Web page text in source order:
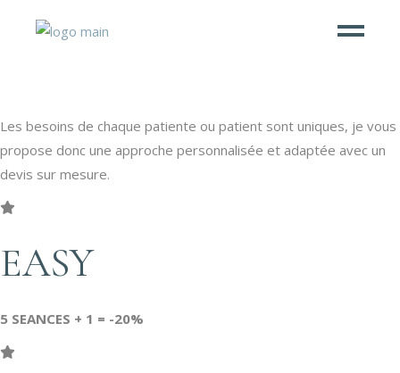
Les besoins de chaque patiente ou patient sont uniques, je vous
propose donc une approche personnalisée et adaptée avec un
devis sur mesure.
EASY
5 SEANCES + 1 = -20%